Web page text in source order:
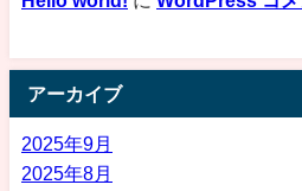
アーカイブ
2025年9月
2025年8月